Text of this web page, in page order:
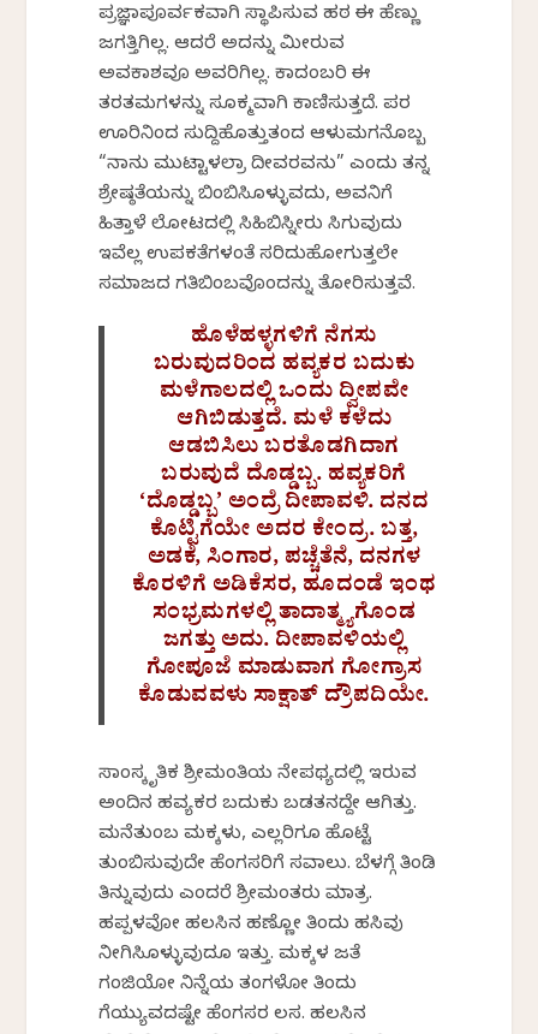
ಪ್ರಜ್ಞಾಪೂರ್ವಕವಾಗಿ ಸ್ಥಾಪಿಸುವ ಹಠ ಈ ಹೆಣ್ಣು
ಜಗತ್ತಿಗಿಲ್ಲ. ಆದರೆ ಅದನ್ನು ಮೀರುವ
ಅವಕಾಶವೂ ಅವರಿಗಿಲ್ಲ. ಕಾದಂಬರಿ ಈ
ತರತಮಗಳನ್ನು ಸೂಕ್ಮವಾಗಿ ಕಾಣಿಸುತ್ತದೆ. ಪರ
ಊರಿನಿಂದ ಸುದ್ದಿಹೊತ್ತುತಂದ ಆಳುಮಗನೊಬ್ಬ
“ನಾನು ಮುಟ್ಟಾಳಲ್ರಾ ದೀವರವನು” ಎಂದು ತನ್ನ
ಶ್ರೇಷ್ಠತೆಯನ್ನು ಬಿಂಬಿಸಿಕೊಳ್ಳುವದು, ಅವನಿಗೆ
ಹಿತ್ತಾಳೆ ಲೋಟದಲ್ಲಿ ಸಿಹಿಬಿಸ್ನೀರು ಸಿಗುವುದು
ಇವೆಲ್ಲ ಉಪಕತೆಗಳಂತೆ ಸರಿದುಹೋಗುತ್ತಲೇ
ಸಮಾಜದ ಗತಿಬಿಂಬವೊಂದನ್ನು ತೋರಿಸುತ್ತವೆ.
ಹೊಳೆಹಳ್ಳಗಳಿಗೆ ನೆಗಸು
ಬರುವುದರಿಂದ ಹವ್ಯಕರ ಬದುಕು
ಮಳೆಗಾಲದಲ್ಲಿ ಒಂದು ದ್ವೀಪವೇ
ಆಗಿಬಿಡುತ್ತದೆ. ಮಳೆ ಕಳೆದು
ಆಡಬಿಸಿಲು ಬರತೊಡಗಿದಾಗ
ಬರುವುದೆ ದೊಡ್ಡಬ್ಬ. ಹವ್ಯಕರಿಗೆ
‘ದೊಡ್ಡಬ್ಬ’ ಅಂದ್ರೆ ದೀಪಾವಳಿ. ದನದ
ಕೊಟ್ಟಿಗೆಯೇ ಅದರ ಕೇಂದ್ರ. ಬತ್ತ,
ಅಡಕೆ, ಸಿಂಗಾರ, ಪಚ್ಚೆತೆನೆ, ದನಗಳ
ಕೊರಳಿಗೆ ಅಡಿಕೆಸರ, ಹೂದಂಡೆ ಇಂಥ
ಸಂಭ್ರಮಗಳಲ್ಲಿ ತಾದಾತ್ಮ್ಯಗೊಂಡ
ಜಗತ್ತು ಅದು. ದೀಪಾವಳಿಯಲ್ಲಿ
ಗೋಪೂಜೆ ಮಾಡುವಾಗ ಗೋಗ್ರಾಸ
ಕೊಡುವವಳು ಸಾಕ್ಷಾತ್ ದ್ರೌಪದಿಯೇ.
ಸಾಂಸ್ಕೃತಿಕ ಶ್ರೀಮಂತಿಕೆಯ ನೇಪಥ್ಯದಲ್ಲಿ ಇರುವ
ಅಂದಿನ ಹವ್ಯಕರ ಬದುಕು ಬಡತನದ್ದೇ ಆಗಿತ್ತು.
ಮನೆತುಂಬ ಮಕ್ಕಳು, ಎಲ್ಲರಿಗೂ ಹೊಟ್ಟೆ
ತುಂಬಿಸುವುದೇ ಹೆಂಗಸರಿಗೆ ಸವಾಲು. ಬೆಳಗ್ಗೆ ತಿಂಡಿ
ತಿನ್ನುವುದು ಎಂದರೆ ಶ್ರೀಮಂತರು ಮಾತ್ರ.
ಹಪ್ಪಳವೋ ಹಲಸಿನ ಹಣ್ಣೋ ತಿಂದು ಹಸಿವು
ನೀಗಿಸಿಕೊಳ್ಳುವುದೂ ಇತ್ತು. ಮಕ್ಕಳ ಜತೆ
ಗಂಜಿಯೋ ನಿನ್ನೆಯ ತಂಗಳೋ ತಿಂದು
ಗೆಯ್ಯುವದಷ್ಟೇ ಹೆಂಗಸರ ಕೆಲಸ. ಹಲಸಿನ